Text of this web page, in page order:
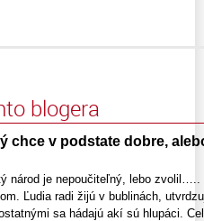
blogera
chce v podstate dobre,
národ je nepoučiteľný, lebo
Ľudia radi žijú v bublinách,
sa hádajú akí sú hlupáci.